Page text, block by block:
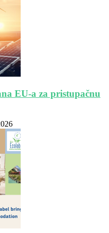
EU-a za pristupačnu